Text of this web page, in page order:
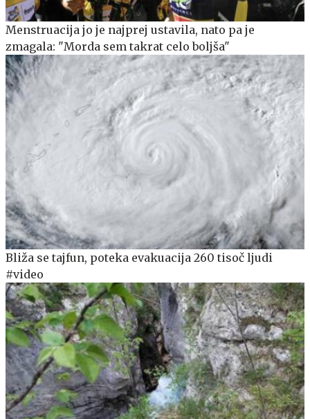
Menstruacija jo je najprej ustavila, nato pa je
zmagala: "Morda sem takrat celo boljša"
Bliža se tajfun, poteka evakuacija 260 tisoč ljudi
#video